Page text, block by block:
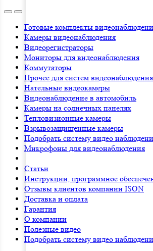
Готовые комплекты
Камеры видеонаблюдения
Видеорегистраторы
Мониторы для видеонаблюдения
Коммутаторы
Прочее для систем видеонаблюдения
Нательные видеокамеры
Видеонаблюдение в автомобиль
Камеры на солнечных панелях
Тепловизионные камеры
Взрывозащищенные камеры
Подобрать систему видео
Микрофоны для видеонаблюдения
Статьи
Инструкции, программное
Отзывы клиентов компании ISON
Доставка и оплата
Гарантия
О компании
Полезные видео
Подобрать систему видео